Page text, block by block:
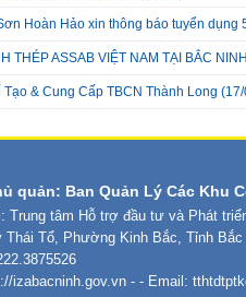
Hoàn Hảo xin thông báo tuyển dụng
THÉP ASSAB VIỆT NAM TẠI BẮC
& Cung Cấp TBCN Thành Long
quản: Ban Quản Lý Các Khu
Trung tâm Hỗ trợ đầu tư và Phát
Thái Tổ, Phường Kinh Bắc, Tỉnh Bắc
izabacninh.gov.vn - - Email: